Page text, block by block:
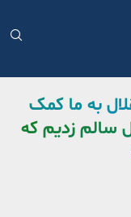
به ما کمک
سالم زدیم که